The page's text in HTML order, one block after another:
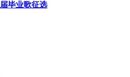
毕业歌征选